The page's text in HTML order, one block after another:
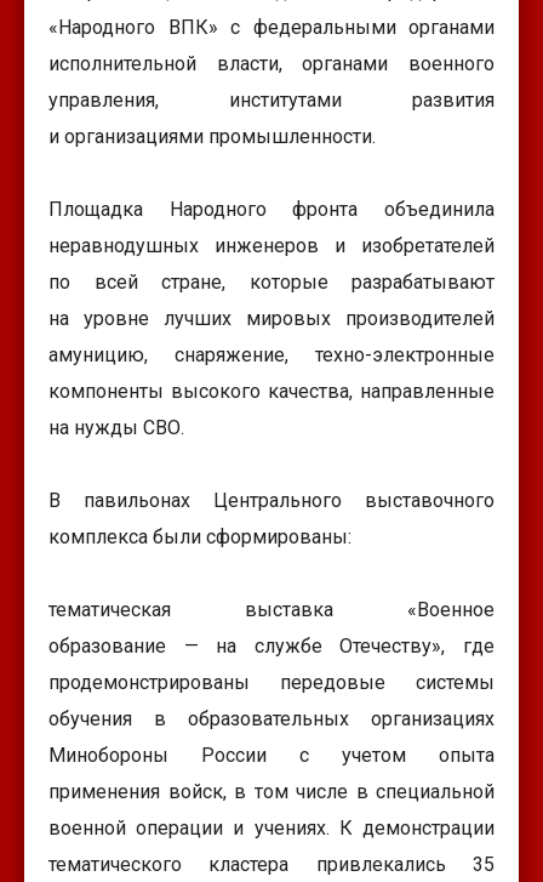
«Народного ВПК» с федеральными органами
исполнительной власти, органами военного
управления, институтами развития
и организациями промышленности.
Площадка Народного фронта объединила
неравнодушных инженеров и изобретателей
по всей стране, которые разрабатывают
на уровне лучших мировых производителей
амуницию, снаряжение, техно-электронные
компоненты высокого качества, направленные
на нужды СВО.
В павильонах Центрального выставочного
комплекса были сформированы:
тематическая выставка «Военное
образование — на службе Отечеству», где
продемонстрированы передовые системы
обучения в образовательных организациях
Минобороны России с учетом опыта
применения войск, в том числе в специальной
военной операции и учениях. К демонстрации
тематического кластера привлекались 35